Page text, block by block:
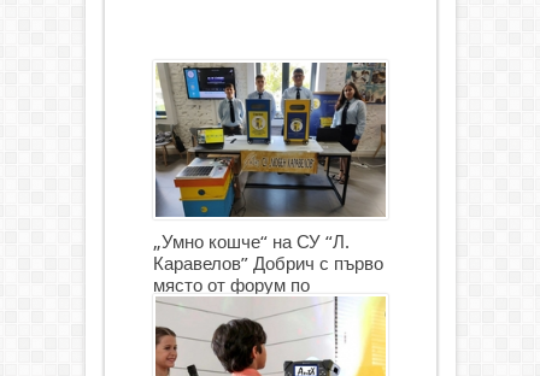
„Умно кошче“ на СУ “Л.
Каравелов” Добрич с първо
място от форум по
роботика